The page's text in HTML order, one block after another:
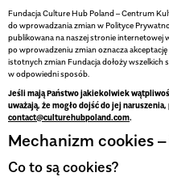
Fundacja Culture Hub Poland – Centrum
do wprowadzania zmian w Polityce
publikowana na naszej stronie internetowej
po wprowadzeniu zmian oznacza
istotnych zmian Fundacja dołoży
w odpowiedni sposób.
Jeśli mają Państwo jakiekolwiek
uważają, że mogło dojść do jej
contact@culturehubpoland.com.
Mechanizm cookies
Co to są cookies?